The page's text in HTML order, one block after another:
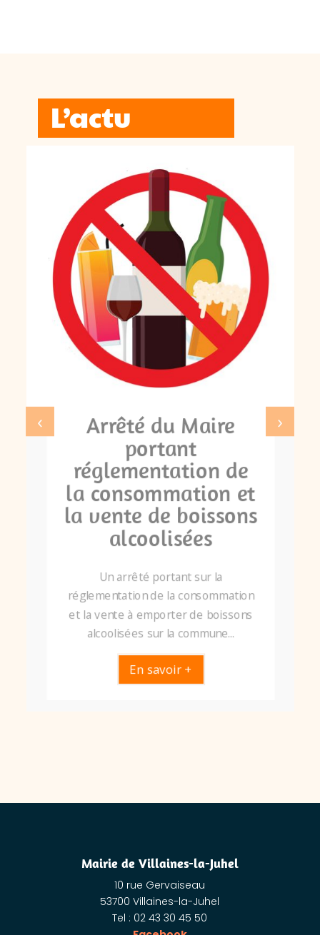
L’actu
Arrêté du Maire
portant
réglementation de
la consommation et
la vente de boissons
alcoolisées
Un arrêté portant sur la
réglementation de la consommation
et la vente à emporter de boissons
alcoolisées sur la commune...
En savoir +
‹ ›
Mairie de Villaines-la-Juhel
10 rue Gervaiseau
53700 Villaines-la-Juhel
Tel : 02 43 30 45 50